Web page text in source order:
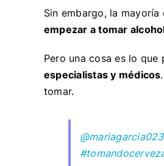
Sin embargo, la
empezar a tomar
Pero una cosa es lo
especialistas y médicos
tomar.